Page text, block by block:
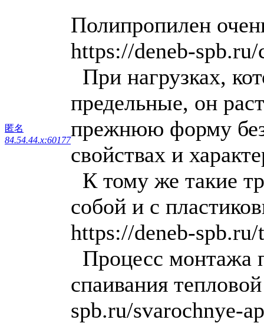
匿名
84.54.44.x:60177
Полипропилен
https://deneb-spb.ru/
При нагрузках,
предельные, он
прежнюю форму
свойствах и
К тому же такие
собой и с
https://deneb-
Процесс монтажа
спаивания
spb.ru/svarochnye-